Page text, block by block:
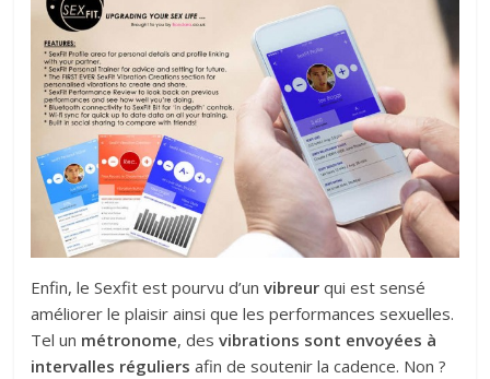
Enfin, le Sexfit est pourvu d’unvibreur qui est sensé
améliorer le plaisir ainsi que les performances sexuelles.
Tel un métronome, desvibrations sont envoyées à
intervalles réguliers afin de soutenir la cadence. Non ?